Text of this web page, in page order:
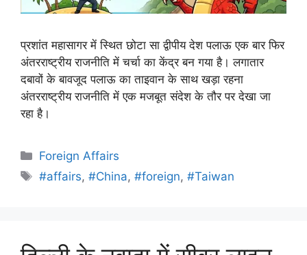
प्रशांत महासागर में स्थित छोटा सा द्वीपीय देश पलाऊ एक बार फिर
अंतरराष्ट्रीय राजनीति में चर्चा का केंद्र बन गया है। लगातार
दबावों के बावजूद पलाऊ का ताइवान के साथ खड़ा रहना
अंतरराष्ट्रीय राजनीति में एक मजबूत संदेश के तौर पर देखा जा
रहा है।
Foreign Affairs
#affairs,#China,#foreign,#Taiwan